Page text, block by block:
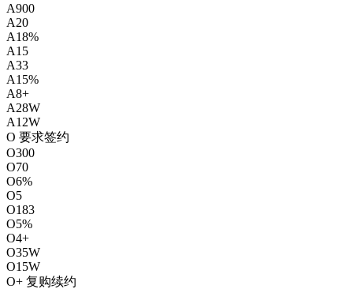
A900
A20
A18%
A15
A33
A15%
A8+
A28W
A12W
O 要求签约
O300
O70
O6%
O5
O183
O5%
O4+
O35W
O15W
O+ 复购续约